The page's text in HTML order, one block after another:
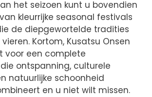
het seizoen kunt u bovendien
kleurrijke seasonal festivals
de diepgewortelde tradities
Kortom, Kusatsu Onsen
voor een complete
ontspanning, culturele
natuurlijke schoonheid
en u niet wilt missen.